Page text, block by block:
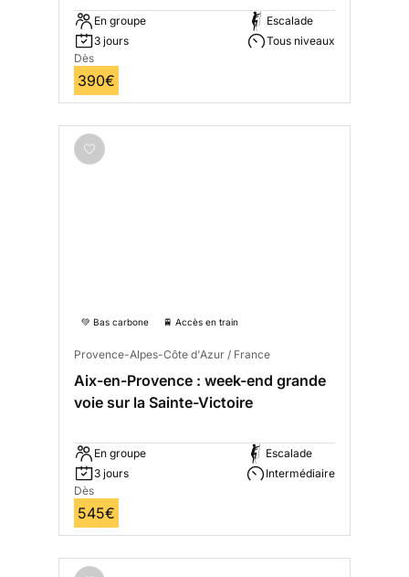
En groupe
3 jours
Escalade
Tous niveaux
Dès
390€
💚 Bas carbone 🚆 Accès en train
Provence-Alpes-Côte d'Azur / France
Aix-en-Provence : week-end grande
voie sur la Sainte-Victoire
En groupe
3 jours
Escalade
Intermédiaire
Dès
545€